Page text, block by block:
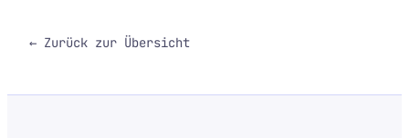
← Zurück zur Übersicht